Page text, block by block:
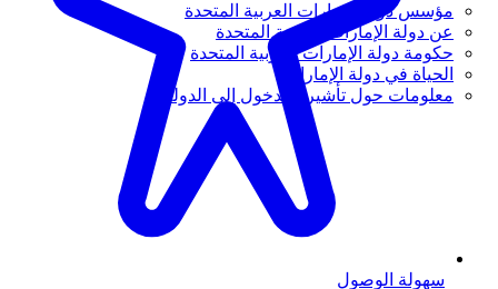
مؤسس دولة الإمارات العربية المتحدة
عن دولة الإمارات العربية المتحدة
حكومة دولة الإمارات العربية المتحدة
الحياة في دولة الإمارات
معلومات حول تأشيرة الدخول إلى الدولة
سهولة الوصول